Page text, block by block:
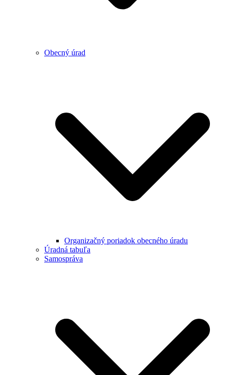
Obecný úrad
Organizačný poriadok obecného úradu
Úradná tabuľa
Samospráva